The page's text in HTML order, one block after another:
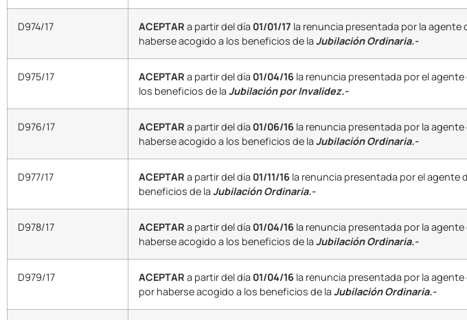
D974/17 ACEPTAR a partir del día 01/01/17 la renuncia presentada por la agente
haberse acogido a los beneficios de laJubilación Ordinaria.-
D975/17 ACEPTAR a partir del día 01/04/16 la renuncia presentada por el
los beneficios de laJubilación por Invalidez.-
D976/17 ACEPTAR a partir del día 01/06/16 la renuncia presentada por la
haberse acogido a los beneficios de laJubilación Ordinaria.-
D977/17 ACEPTAR a partir del día 01/11/16 la renuncia presentada por el agente
beneficios de laJubilación Ordinaria.-
D978/17 ACEPTAR a partir del día 01/04/16 la renuncia presentada por la
haberse acogido a los beneficios de laJubilación Ordinaria.-
D979/17 ACEPTAR a partir del día 01/04/16 la renuncia presentada por la
por haberse acogido a los beneficios de laJubilación Ordinaria.-